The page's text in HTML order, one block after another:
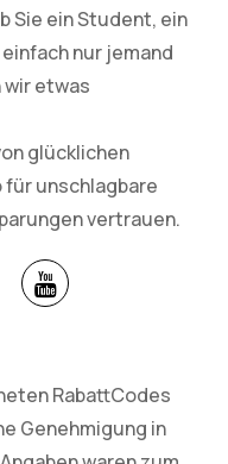
Sie ein Student, ein
nur jemand
wir etwas
glücklichen
für unschlagbare
vertrauen.
RabattCodes
Genehmigung in